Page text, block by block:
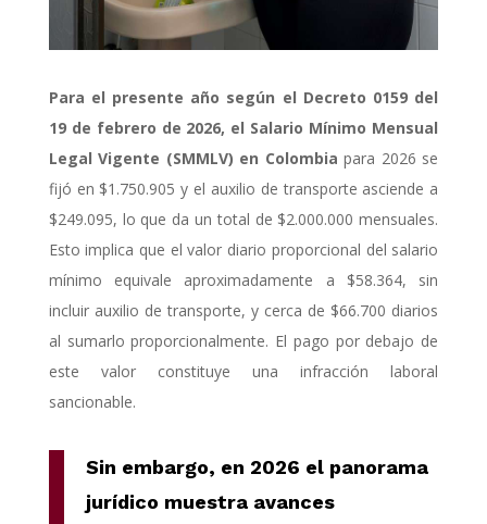
Para el presente año según el Decreto 0159 del
19 de febrero de 2026, el Salario Mínimo Mensual
Legal Vigente (SMMLV) en Colombia para 2026 se
fijó en $1.750.905 y el auxilio de transporte asciende a
$249.095, lo que da un total de $2.000.000 mensuales.
Esto implica que el valor diario proporcional del salario
mínimo equivale aproximadamente a $58.364, sin
incluir auxilio de transporte, y cerca de $66.700 diarios
al sumarlo proporcionalmente. El pago por debajo de
este valor constituye una infracción laboral
sancionable.
Sin embargo, en 2026 el panorama
jurídico muestra avances